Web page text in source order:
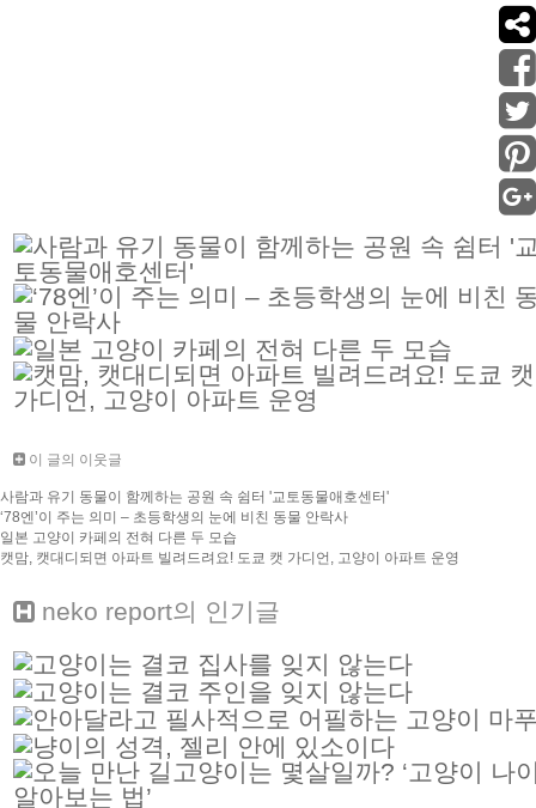
이 글의 이웃글
사람과 유기 동물이 함께하는 공원 속 쉼터 '교토동물애호센터'
‘78엔’이 주는 의미 – 초등학생의 눈에 비친 동물 안락사
일본 고양이 카페의 전혀 다른 두 모습
캣맘, 캣대디되면 아파트 빌려드려요! 도쿄 캣 가디언, 고양이 아파트 운영
neko report의 인기글